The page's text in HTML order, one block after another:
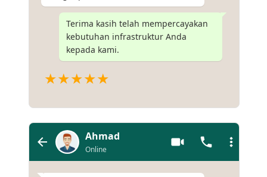
Terima kasih telah mempercayakan
kebutuhan infrastruktur Anda
kepada kami.
★★★★★
Ahmad
Online